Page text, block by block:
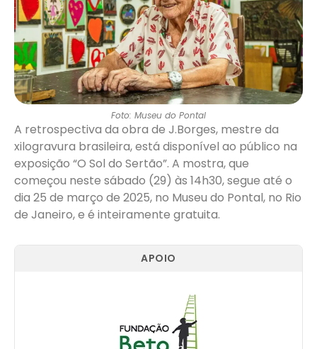
Foto: Museu do Pontal
A retrospectiva da obra de J.Borges, mestre da
xilogravura brasileira, está disponível ao público na
exposição “O Sol do Sertão”. A mostra, que
começou neste sábado (29) às 14h30, segue até o
dia 25 de março de 2025, no Museu do Pontal, no Rio
de Janeiro, e é inteiramente gratuita.
APOIO